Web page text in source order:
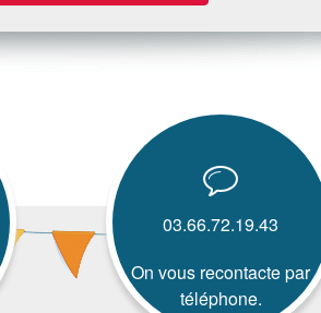
03.66.72.19.43
On vous recontacte par
téléphone.